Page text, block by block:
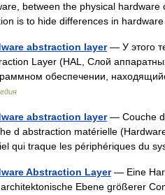
between the physical
is to hide differences in
abstraction layer— У этого
Layer (HAL, Слой
обеспечении,
abstraction layer— Couche d
d abstraction matérielle
qui traque les périphériques du
Abstraction Layer— Eine
Ebene größerer